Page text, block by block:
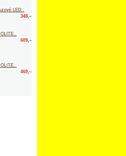
LED..
348,–
609,–
469,–